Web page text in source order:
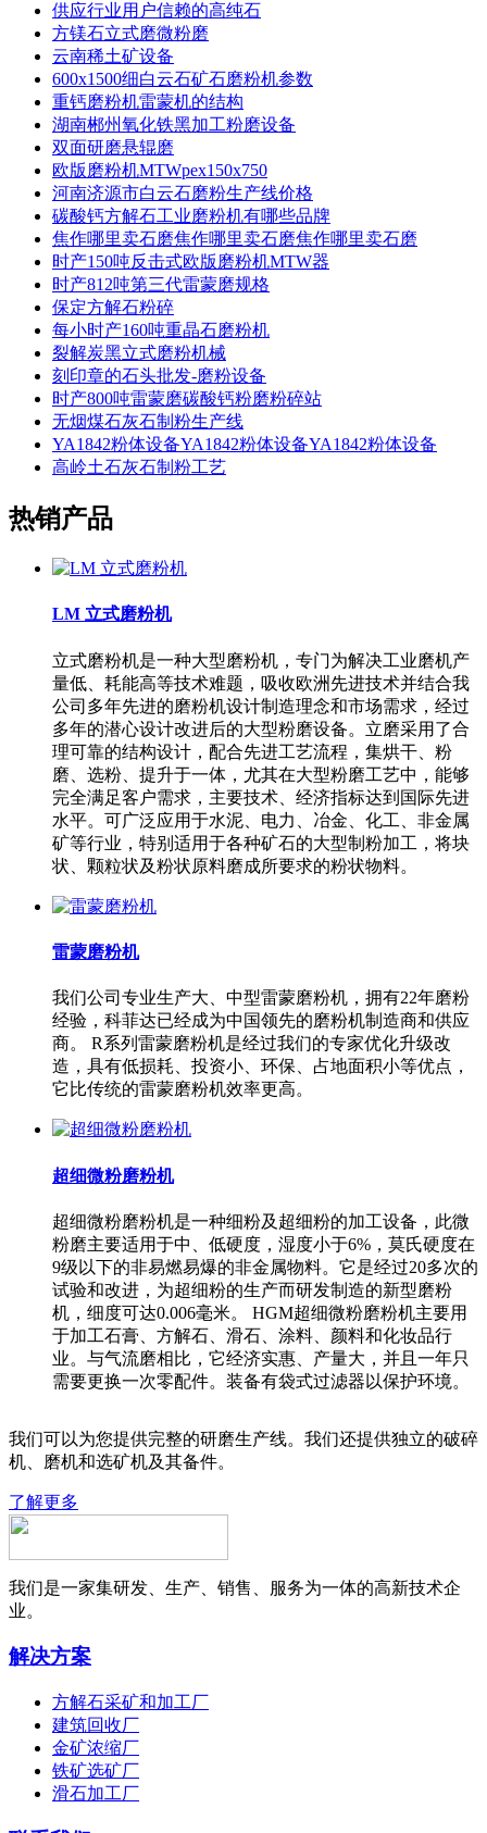
供应行业用户信赖的高纯石
方镁石立式磨微粉磨
云南稀土矿设备
600x1500细白云石矿石磨粉机参数
重钙磨粉机雷蒙机的结构
湖南郴州氧化铁黑加工粉磨设备
双面研磨悬辊磨
欧版磨粉机MTWpex150x750
河南济源市白云石磨粉生产线价格
碳酸钙方解石工业磨粉机有哪些品牌
焦作哪里卖石磨焦作哪里卖石磨焦作哪里卖石磨
时产150吨反击式欧版磨粉机MTW器
时产812吨第三代雷蒙磨规格
保定方解石粉碎
每小时产160吨重晶石磨粉机
裂解炭黑立式磨粉机械
刻印章的石头批发-磨粉设备
时产800吨雷蒙磨碳酸钙粉磨粉碎站
无烟煤石灰石制粉生产线
YA1842粉体设备YA1842粉体设备YA1842粉体设备
高岭土石灰石制粉工艺
热销产品
LM 立式磨粉机
立式磨粉机是一种大型磨粉机，专门为解决工业磨机产
量低、耗能高等技术难题，吸收欧洲先进技术并结合我
公司多年先进的磨粉机设计制造理念和市场需求，经过
多年的潜心设计改进后的大型粉磨设备。立磨采用了合
理可靠的结构设计，配合先进工艺流程，集烘干、粉
磨、选粉、提升于一体，尤其在大型粉磨工艺中，能够
完全满足客户需求，主要技术、经济指标达到国际先进
水平。可广泛应用于水泥、电力、冶金、化工、非金属
矿等行业，特别适用于各种矿石的大型制粉加工，将块
状、颗粒状及粉状原料磨成所要求的粉状物料。
雷蒙磨粉机
我们公司专业生产大、中型雷蒙磨粉机，拥有22年磨粉
经验，科菲达已经成为中国领先的磨粉机制造商和供应
商。 R系列雷蒙磨粉机是经过我们的专家优化升级改
造，具有低损耗、投资小、环保、占地面积小等优点，
它比传统的雷蒙磨粉机效率更高。
超细微粉磨粉机
超细微粉磨粉机是一种细粉及超细粉的加工设备，此微
粉磨主要适用于中、低硬度，湿度小于6%，莫氏硬度在
9级以下的非易燃易爆的非金属物料。它是经过20多次的
试验和改进，为超细粉的生产而研发制造的新型磨粉
机，细度可达0.006毫米。 HGM超细微粉磨粉机主要用
于加工石膏、方解石、滑石、涂料、颜料和化妆品行
业。与气流磨相比，它经济实惠、产量大，并且一年只
需要更换一次零配件。装备有袋式过滤器以保护环境。
我们可以为您提供完整的研磨生产线。我们还提供独立的破碎
机、磨机和选矿机及其备件。
了解更多
我们是一家集研发、生产、销售、服务为一体的高新技术企
业。
解决方案
方解石采矿和加工厂
建筑回收厂
金矿浓缩厂
铁矿选矿厂
滑石加工厂